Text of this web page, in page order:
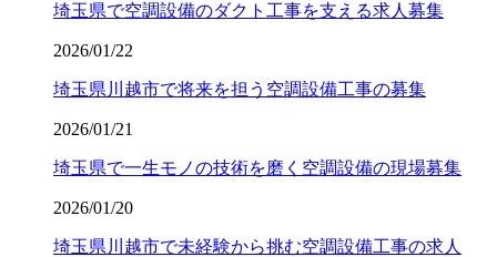
埼玉県で空調設備のダクト工事を支える求人募集
2026/01/22
埼玉県川越市で将来を担う空調設備工事の募集
2026/01/21
埼玉県で一生モノの技術を磨く空調設備の現場募集
2026/01/20
埼玉県川越市で未経験から挑む空調設備工事の求人